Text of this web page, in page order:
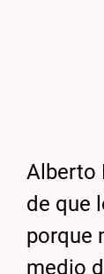
Alberto
de que
porque
medio